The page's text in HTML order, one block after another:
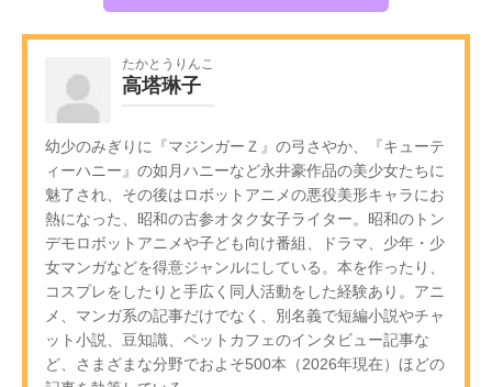
たかとうりんこ
高塔琳子
幼少のみぎりに『マジンガーＺ』の弓さやか、『キューテ
ィーハニー』の如月ハニーなど永井豪作品の美少女たちに
魅了され、その後はロボットアニメの悪役美形キャラにお
熱になった、昭和の古参オタク女子ライター。昭和のトン
デモロボットアニメや子ども向け番組、ドラマ、少年・少
女マンガなどを得意ジャンルにしている。本を作ったり、
コスプレをしたりと手広く同人活動をした経験あり。アニ
メ、マンガ系の記事だけでなく、別名義で短編小説やチャ
ット小説、豆知識、ペットカフェのインタビュー記事な
ど、さまざまな分野でおよそ500本（2026年現在）ほどの